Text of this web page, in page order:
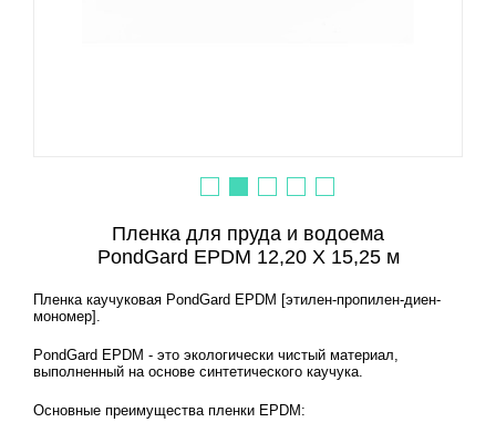
Пленка для пруда и водоема
PondGard EPDM 12,20 X 15,25 м
Пленка каучуковая PondGard EPDM [этилен-пропилен-диен-
мономер].
PondGard EPDM - это экологически чистый материал,
выполненный на основе синтетического каучука.
Основные преимущества пленки EPDM: